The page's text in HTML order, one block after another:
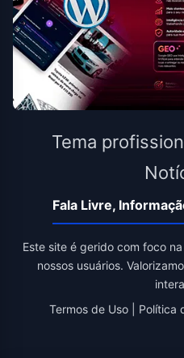
Tema
Fala Livre,
Este site é gerido com foco
nossos usuários.
Termos de Uso
Política